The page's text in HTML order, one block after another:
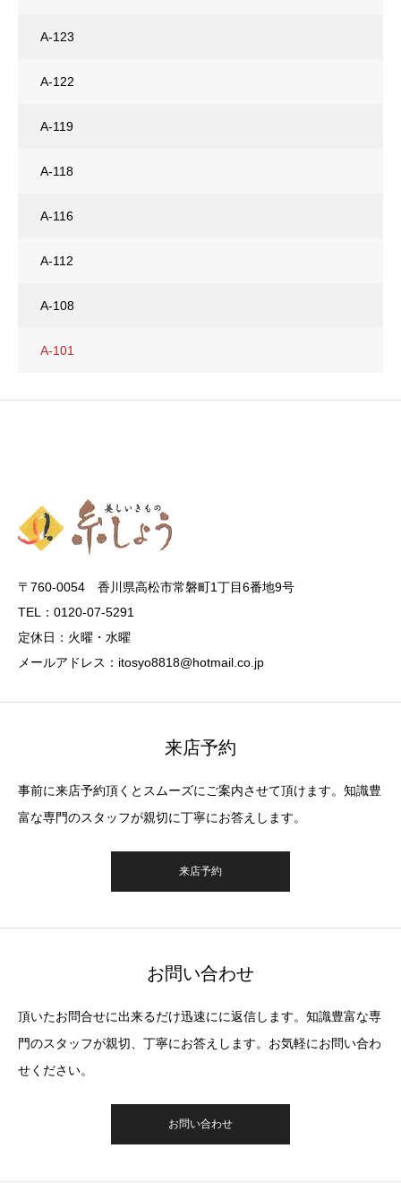
A-123
A-122
A-119
A-118
A-116
A-112
A-108
A-101
〒760-0054 香川県高松市常磐町1丁目6番地9号
TEL：0120-07-5291
定休日：火曜・水曜
メールアドレス：itosyo8818@hotmail.co.jp
来店予約
事前に来店予約頂くとスムーズにご案内させて頂けます。知識豊
富な専門のスタッフが親切に丁寧にお答えします。
来店予約
お問い合わせ
頂いたお問合せに出来るだけ迅速にに返信します。知識豊富な専
門のスタッフが親切、丁寧にお答えします。お気軽にお問い合わ
せください。
お問い合わせ